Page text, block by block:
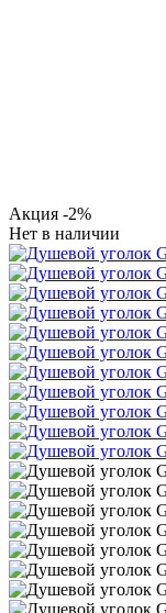
Акция -2%
Нет в наличии